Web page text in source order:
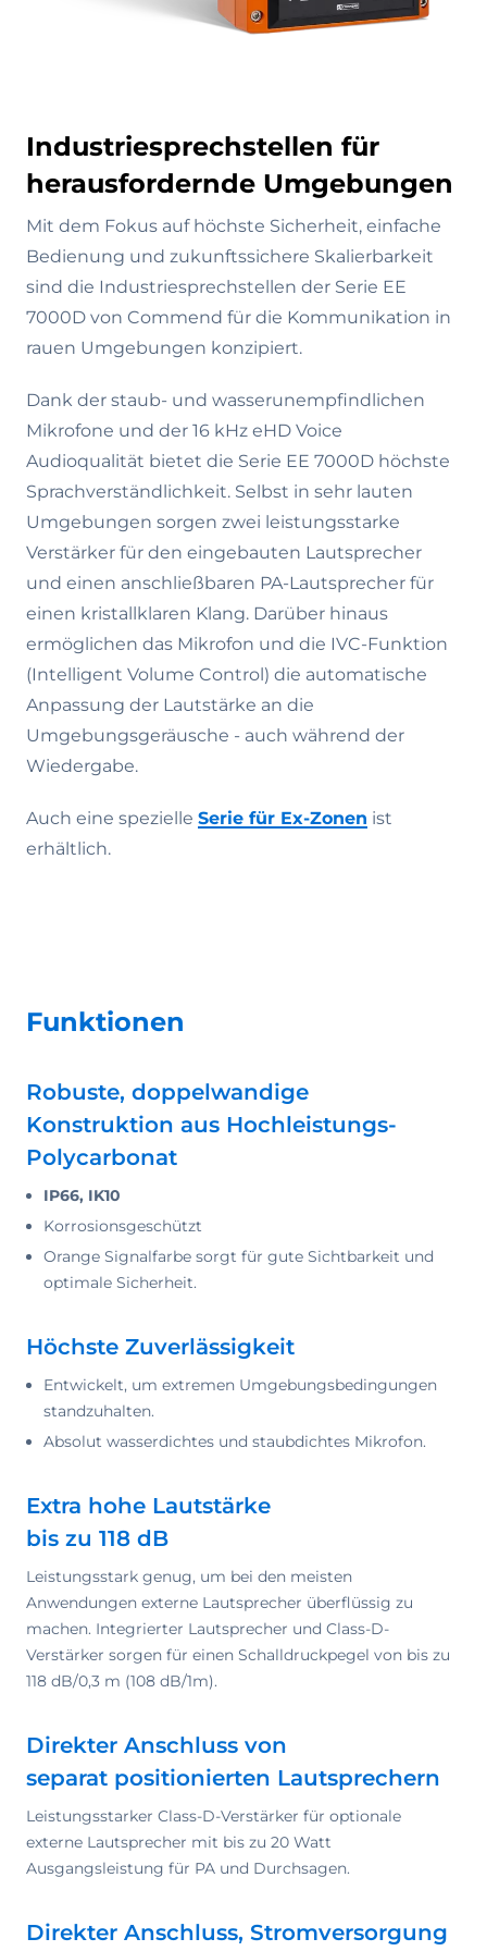
Industriesprechstellen für
herausfordernde Umgebungen
Mit dem Fokus auf höchste Sicherheit, einfache
Bedienung und zukunftssichere Skalierbarkeit
sind die Industriesprechstellen der Serie EE
7000D von Commend für die Kommunikation in
rauen Umgebungen konzipiert.
Dank der staub- und wasserunempfindlichen
Mikrofone und der 16 kHz eHD Voice
Audioqualität bietet die Serie EE 7000D höchste
Sprachverständlichkeit. Selbst in sehr lauten
Umgebungen sorgen zwei leistungsstarke
Verstärker für den eingebauten Lautsprecher
und einen anschließbaren PA-Lautsprecher für
einen kristallklaren Klang. Darüber hinaus
ermöglichen das Mikrofon und die IVC-Funktion
(Intelligent Volume Control) die automatische
Anpassung der Lautstärke an die
Umgebungsgeräusche - auch während der
Wiedergabe.
Auch eine spezielle Serie für Ex-Zonen ist
erhältlich.
Funktionen
Robuste, doppelwandige
Konstruktion aus Hochleistungs-
Polycarbonat
IP66, IK10
Korrosionsgeschützt
Orange Signalfarbe sorgt für gute Sichtbarkeit und
optimale Sicherheit.
Höchste Zuverlässigkeit
Entwickelt, um extremen Umgebungsbedingungen
standzuhalten.
Absolut wasserdichtes und staubdichtes Mikrofon.
Extra hohe Lautstärke
bis zu 118 dB
Leistungsstark genug, um bei den meisten
Anwendungen externe Lautsprecher überflüssig zu
machen. Integrierter Lautsprecher und Class-D-
Verstärker sorgen für einen Schalldruckpegel von bis zu
118 dB/0,3 m (108 dB/1m).
Direkter Anschluss von
separat positionierten Lautsprechern
Leistungsstarker Class-D-Verstärker für optionale
externe Lautsprecher mit bis zu 20 Watt
Ausgangsleistung für PA und Durchsagen.
Direkter Anschluss, Stromversorgung